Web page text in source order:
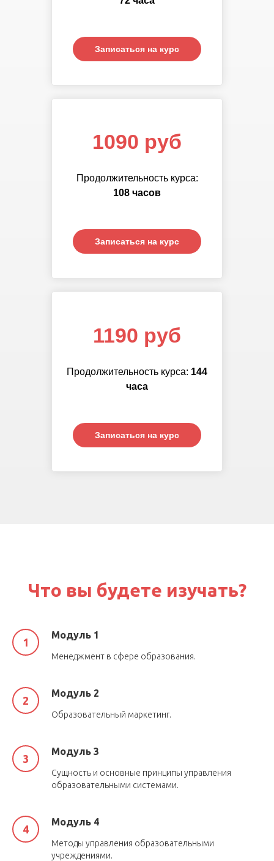
Записаться на курс
Записаться на курс
Продолжительность курса:
108 часов
1090 руб
Записаться на курс
Записаться на курс
Продолжительность курса: 144
часа
1190 руб
Что вы будете изучать?
Модуль 1
Менеджмент в сфере образования.
Модуль 2
Образовательный маркетинг.
Модуль 3
Сущность и основные принципы управления
образовательными системами.
Модуль 4
Методы управления образовательными
учреждениями.